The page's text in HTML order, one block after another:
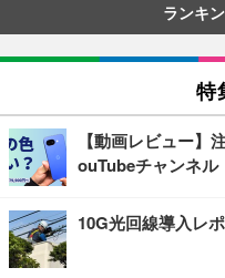
ランキ
特
【動画レビュー】
ouTubeチャンネル
10G光回線導入レポ